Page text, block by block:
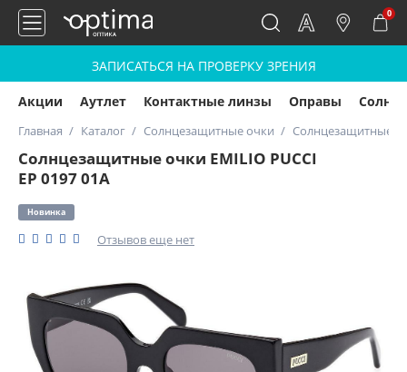
0
ЗАПИСАТЬСЯ НА ПРОВЕРКУ ЗРЕНИЯ
Акции Аутлет Контактные линзы Оправы
Главная Каталог Солнцезащитные очки Солнцезащитные
Солнцезащитные очки EMILIO PUCCI
EP 0197 01А
Новинка
Отзывов еще нет